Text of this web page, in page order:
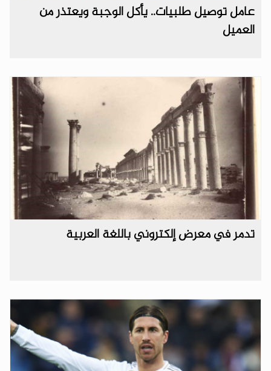
عامل توصيل طلبيات.. يأكل الوجبة ويعتذر من
العميل
تدمر في معرض إلكتروني باللغة العربية